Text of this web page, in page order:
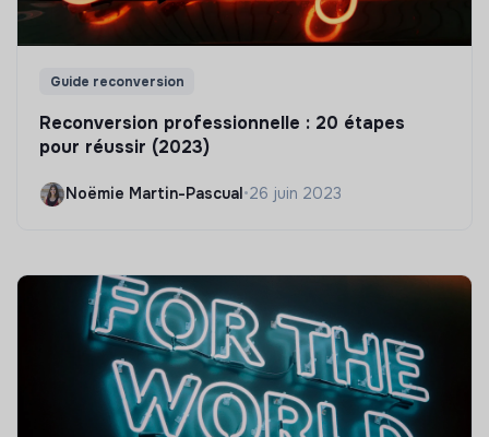
Guide reconversion
Reconversion professionnelle : 20 étapes
pour réussir (2023)
Noëmie Martin-Pascual •26 juin 2023